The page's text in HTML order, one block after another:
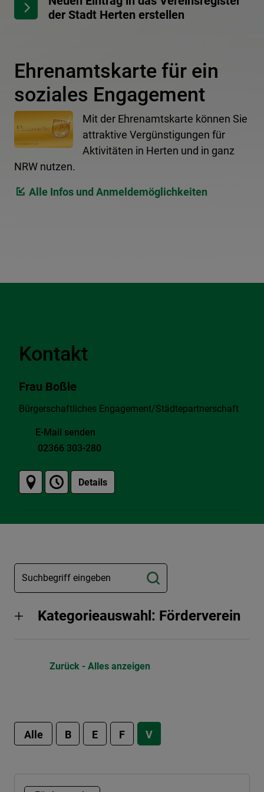
der Stadt Herten erstellen
Ehrenamtskarte für ein
soziales Engagement
Mit der Ehrenamtskarte können Sie
attraktive Vergünstigungen für
Aktivitäten in Herten und in ganz
NRW nutzen.
Alle Infos und Anmeldemöglichkeiten
Kontakt
Frau Boßle
Bürgerschaftliches Engagement/Städtepartnerschaft
E-Mail senden
02366 303-280
Details
Kategorieauswahl: Förderverein
Zurück - Alles anzeigen
Alle B E F V